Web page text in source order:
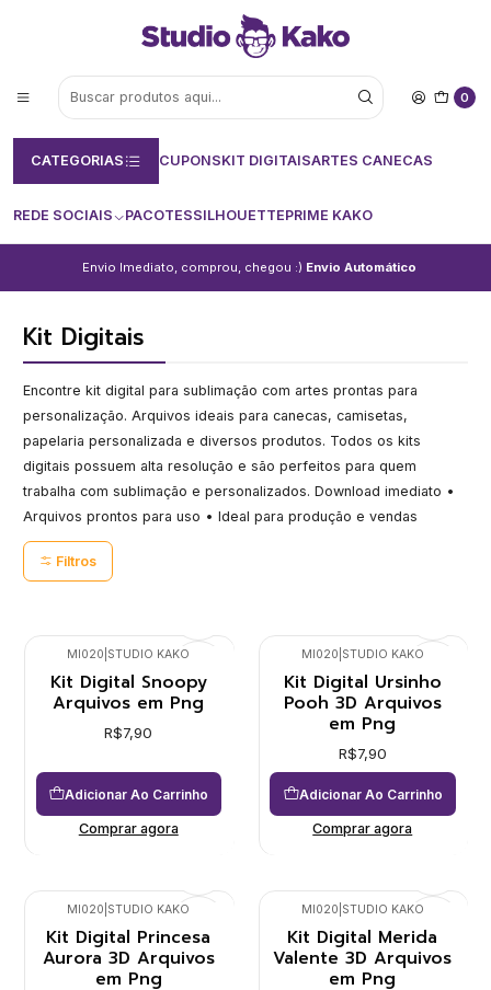
0
CATEGORIAS CUPONSKIT DIGITAISARTES CANECAS
REDE SOCIAIS PACOTESSILHOUETTEPRIME KAKO
Envio Imediato, comprou, chegou :) Envio Automático
Kit Digitais
Encontre kit digital para sublimação com artes prontas para
personalização. Arquivos ideais para canecas, camisetas,
papelaria personalizada e diversos produtos. Todos os kits
digitais possuem alta resolução e são perfeitos para quem
trabalha com sublimação e personalizados. Download imediato •
Arquivos prontos para uso • Ideal para produção e vendas
Filtros
MI020 STUDIO KAKO
Kit Digital Snoopy
Arquivos em Png
R$7,90
Adicionar Ao Carrinho
Comprar agora
MI020 STUDIO KAKO
Kit Digital Ursinho
Pooh 3D Arquivos
em Png
R$7,90
Adicionar Ao Carrinho
Comprar agora
MI020 STUDIO KAKO
Kit Digital Princesa
Aurora 3D Arquivos
em Png
MI020 STUDIO KAKO
Kit Digital Merida
Valente 3D Arquivos
em Png